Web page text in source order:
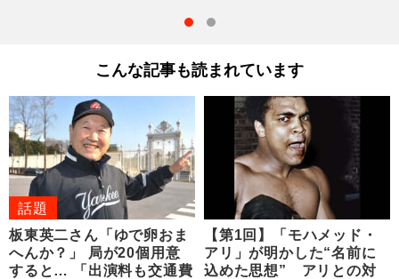
こんな記事も読まれています
話題
板東英二さん「ゆで卵おま
へんか？」 局が20個用意
すると… 「出演料も交通費
【第1回】「モハメッド・
アリ」が明かした“名前に
込めた思想” アリとの対